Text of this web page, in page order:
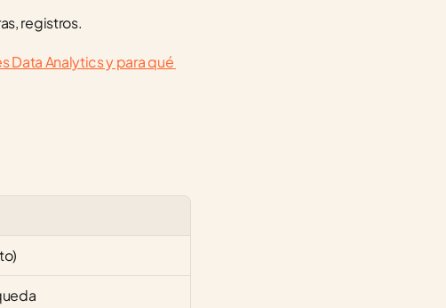
registros.
Data Analytics y para qué